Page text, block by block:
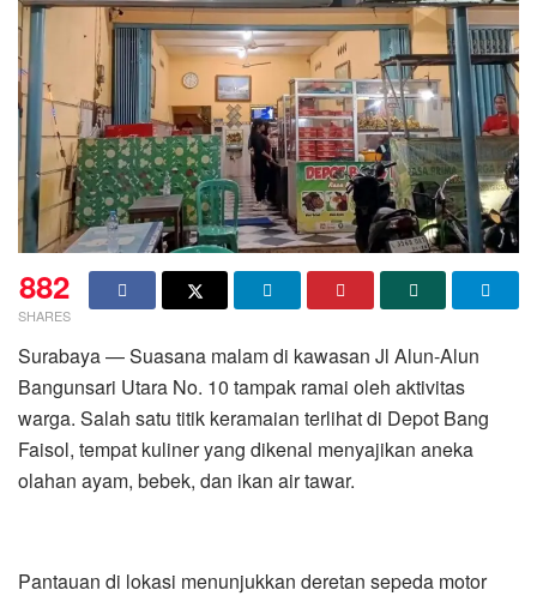
882
SHARES
Surabaya — Suasana malam di kawasan Jl Alun-Alun
Bangunsari Utara No. 10 tampak ramai oleh aktivitas
warga. Salah satu titik keramaian terlihat di Depot Bang
Faisol, tempat kuliner yang dikenal menyajikan aneka
olahan ayam, bebek, dan ikan air tawar.
Pantauan di lokasi menunjukkan deretan sepeda motor